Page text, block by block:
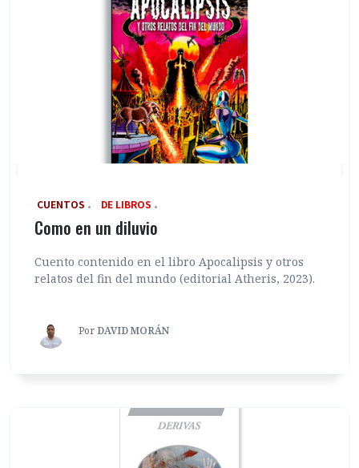
‎ CUENTOS DE LIBROS
Como en un diluvio
Cuento contenido en el libro Apocalipsis y otros
relatos del fin del mundo (editorial Atheris, 2023).
Por DAVID MORÁN